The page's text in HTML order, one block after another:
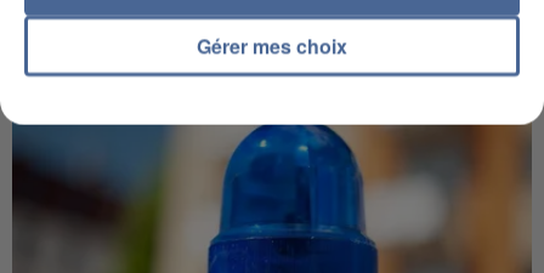
France.
Gérer mes choix